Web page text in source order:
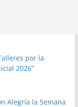
por la
2026”
Alegría la Semana